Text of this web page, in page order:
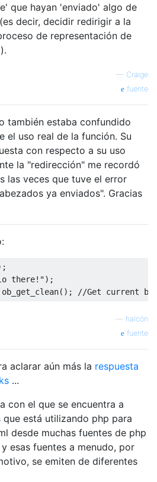
que hayan 'enviado' algo de
decir, decidir redirigir a la
de representación de
— Craige
fuente
también estaba confundido
el uso real de la función. Su
con respecto a su uso
la "redirección" me recordó
las veces que tuve el error
ya enviados". Gracias
there!");
ob_get_clean(); //Get current
halcón
fuente
aclarar aún más la respuesta
...
con el que se encuentra a
que está utilizando php para
desde muchas fuentes de php
esas fuentes a menudo, por
se emiten de diferentes